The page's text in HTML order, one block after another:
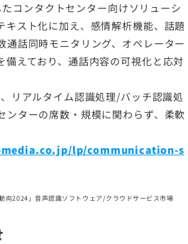
コンタクトセンター向けソリューシ
キスト化に加え、感情解析機能、話題
通話同時モニタリング、オペレーター
備えており、通話内容の可視化と応対
リアルタイム認識処理/バッチ認識処
ンターの席数・規模に関わらず、柔軟
lp/communication-s
2024」音声認識ソフトウェア/クラウドサービス市場